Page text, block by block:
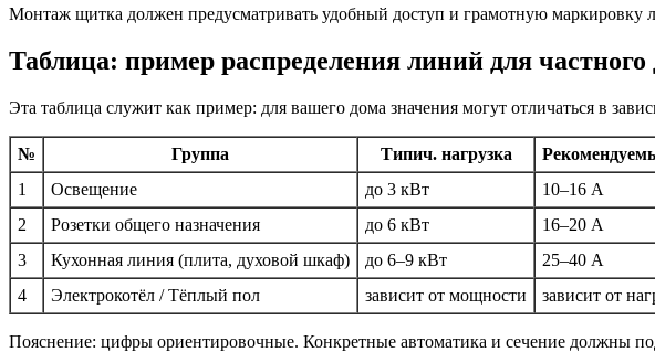
Монтаж щитка должен предусматривать удобный доступ и грамотную
Таблица: пример распределения линий для
Эта таблица служит как пример: для вашего дома значения могут отличаться в
№ Группа Типич. нагрузка
1
Освещение до 3 кВт 10–16 А
2
Розетки общего назначения до 6 кВт 16–20 А
3
Кухонная линия (плита, духовой шкаф) до 6–9 кВт 25–40 А
4
Электрокотёл / Тёплый пол зависит от мощности зависит от
Пояснение: цифры ориентировочные. Конкретные автоматика и сечение должны